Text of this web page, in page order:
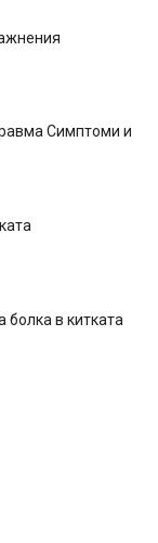
Симптоми и
болка в китката